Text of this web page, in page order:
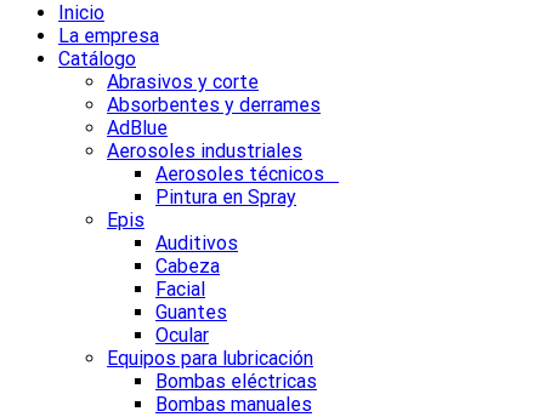
Inicio
La empresa
Catálogo
Abrasivos y corte
Absorbentes y derrames
AdBlue
Aerosoles industriales
Aerosoles técnicos
Pintura en Spray
Epis
Auditivos
Cabeza
Facial
Guantes
Ocular
Equipos para lubricación
Bombas eléctricas
Bombas manuales